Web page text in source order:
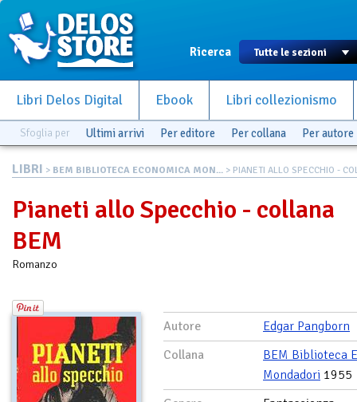
Ricerca
Libri Delos Digital Ebook Libri collezionismo
Sfoglia per Ultimi arrivi Per editore Per collana Per autore
LIBRI > BEM BIBLIOTECA ECONOMICA MON... > PIANETI ALLO SPECCHIO -
Pianeti allo Specchio - collana
BEM
Romanzo
Autore
Edgar Pangborn
Collana
BEM Biblioteca
Mondadori 1955